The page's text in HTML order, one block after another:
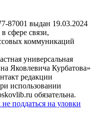
87001 выдан 19.03.2024
сфере связи,
коммуникаций
универсальная
Яковлевича Курбатова»
редакции
использовании
обязательна.
поддаться на уловки